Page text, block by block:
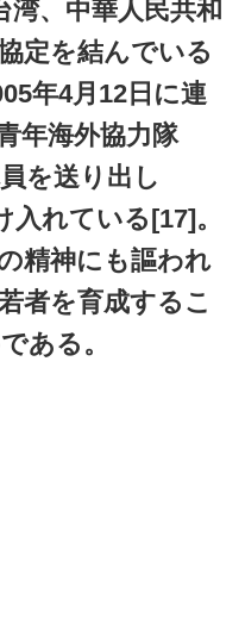
、中華人民共和
定を結んでいる
年4月12日に連
年海外協力隊
を送り出し
れている[17]。
精神にも謳われ
者を育成するこ
ある。